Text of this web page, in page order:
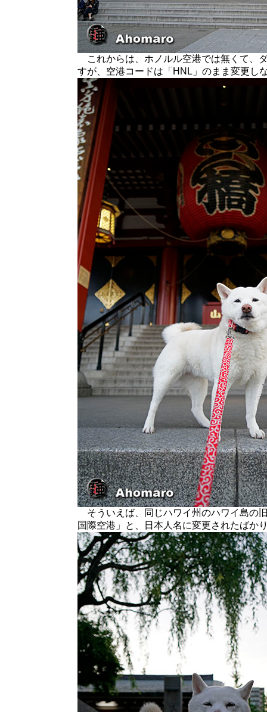
これからは、ホノルル空港では無くて、
すが、空港コードは「HNL」のまま変更し
そういえば、同じハワイ州のハワイ島の
国際空港」と、日本人名に変更されたばか